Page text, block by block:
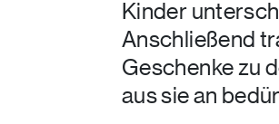
Kinder
Anschließend
Geschenke zu
aus sie an